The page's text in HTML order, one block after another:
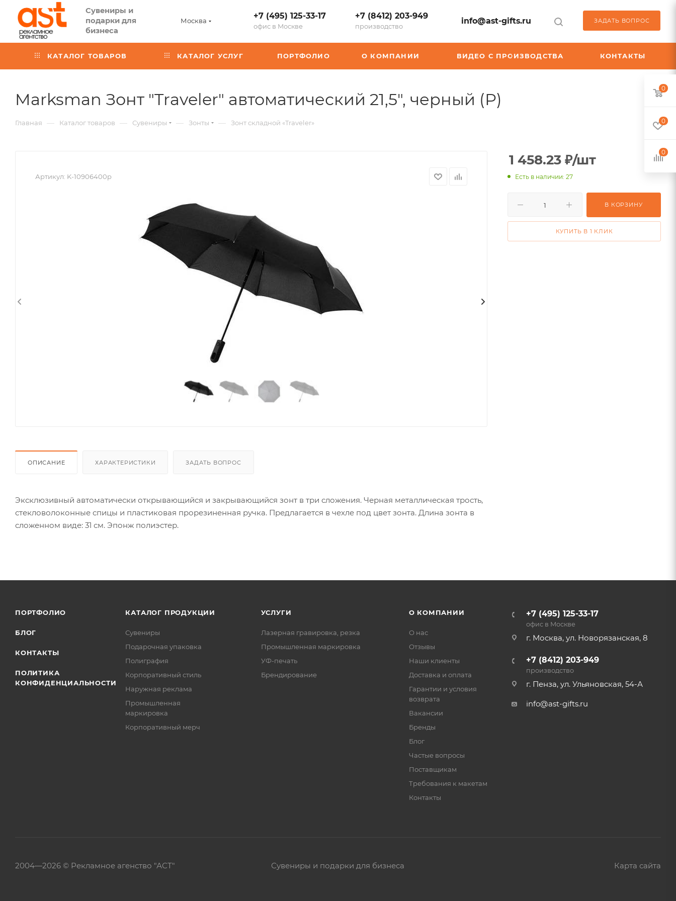
Сувениры и
подарки для
бизнеса
Москва +7 (495) 125-33-17
офис в Москве
+7 (8412) 203-949
производство
info@ast-gifts.ru ЗАДАТЬ ВОПРОС
КАТАЛОГ ТОВАРОВ КАТАЛОГ УСЛУГ ПОРТФОЛИО О КОМПАНИИ ВИДЕО С ПРОИЗВОДСТВА КОНТАКТЫ
Marksman Зонт "Traveler" автоматический 21,5", черный (Р)
10906400p
Главная — Каталог товаров — Сувениры — Зонты — Зонт складной «Traveler»
Артикул: K-10906400p
ОПИСАНИЕ ХАРАКТЕРИСТИКИ ЗАДАТЬ ВОПРОС
Эксклюзивный автоматически открывающийся и закрывающийся зонт в три сложения. Черная металлическая трость,
стекловолоконные спицы и пластиковая прорезиненная ручка. Предлагается в чехле под цвет зонта. Длина зонта в
сложенном виде: 31 см. Эпонж полиэстер.
1 458.23 ₽/шт
Есть в наличии: 27
В КОРЗИНУ
КУПИТЬ В 1 КЛИК
ПОРТФОЛИО
БЛОГ
КОНТАКТЫ
ПОЛИТИКА
КОНФИДЕНЦИАЛЬНОСТИ
КАТАЛОГ ПРОДУКЦИИ
Сувениры
Подарочная упаковка
Полиграфия
Корпоративный стиль
Наружная реклама
Промышленная
маркировка
Корпоративный мерч
УСЛУГИ
Лазерная гравировка, резка
Промышленная маркировка
УФ-печать
Брендирование
О КОМПАНИИ
О нас
Отзывы
Наши клиенты
Доставка и оплата
Гарантии и условия
возврата
Вакансии
Бренды
Блог
Частые вопросы
Поставщикам
Требования к макетам
Контакты
+7 (495) 125-33-17
офис в Москве
г. Москва, ул. Новорязанская, 8
+7 (8412) 203-949
производство
г. Пенза, ул. Ульяновская, 54-А
info@ast-gifts.ru
2004—2026 © Рекламное агенство "АСТ" Сувениры и подарки для бизнеса Карта сайта
0
0
0